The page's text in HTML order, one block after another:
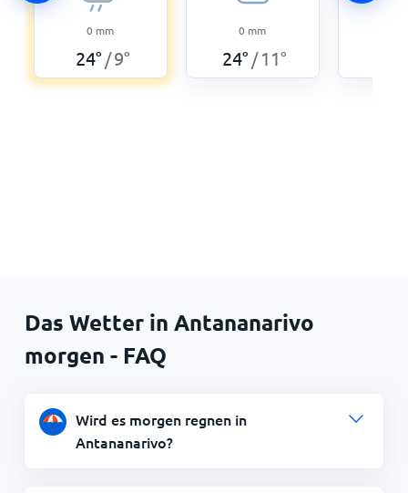
0 mm
24° /9°
0 mm
24° /11°
Das Wetter in Antananarivo
morgen - FAQ
Wird es morgen regnen in
Antananarivo?